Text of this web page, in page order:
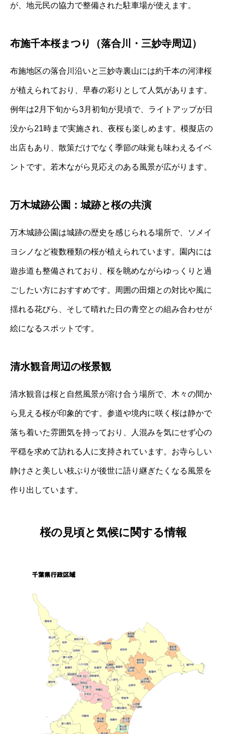
が、地元民の協力で整備された駐車場が使えます。
布施千本桜まつり（落合川・三妙寺周辺）
布施地区の落合川沿いと三妙寺裏山には約千本の河津桜
が植えられており、早春の彩りとして人気があります。
例年は2月下旬から3月初旬が見頃で、ライトアップが日
没から21時まで実施され、夜桜も楽しめます。模擬店の
出店もあり、散策だけでなく季節の味覚も味わえるイベ
ントです。若木ながら見応えのある風景が広がります。
万木城跡公園：城跡と桜の共演
万木城跡公園は城跡の歴史を感じられる場所で、ソメイ
ヨシノなど複数種類の桜が植えられています。園内には
遊歩道も整備されており、桜を眺めながらゆっくりと過
ごしたい方におすすめです。周囲の田畑との対比や風に
揺れる花びら、そして晴れた日の青空との組み合わせが
絵になるスポットです。
清水観音周辺の桜景観
清水観音は桜と自然風景が溶け合う場所で、木々の間か
ら見える桜が印象的です。参道や境内に咲く桜は静かで
落ち着いた雰囲気を持っており、人混みを気にせず心の
平穏を求めて訪れる人に支持されています。お寺らしい
静けさと美しい枝ぶりが後世に語り継ぎたくなる風景を
作り出しています。
桜の見頃と気候に関する情報